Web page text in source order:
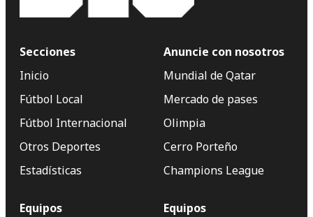
Secciones
Inicio
Fútbol Local
Fútbol Internacional
Otros Deportes
Estadísticas
Anuncie con nosotros
Mundial de Qatar
Mercado de pases
Olimpia
Cerro Porteño
Champions League
Equipos
Equipos